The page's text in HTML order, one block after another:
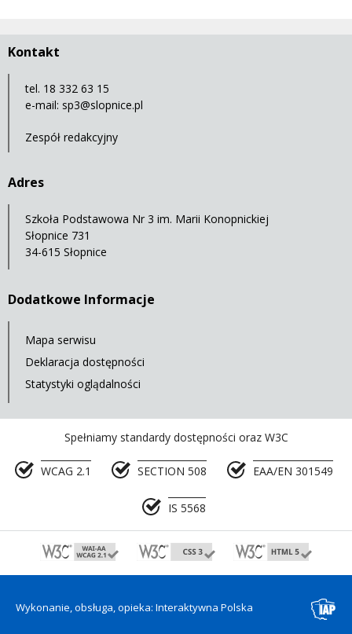
Kontakt
tel. 18 332 63 15
e-mail: sp3@slopnice.pl
Zespół redakcyjny
Adres
Szkoła Podstawowa Nr 3 im. Marii Konopnickiej
Słopnice 731
34-615 Słopnice
Dodatkowe Informacje
Mapa serwisu
Deklaracja dostępności
Statystyki oglądalności
Spełniamy standardy dostępności oraz W3C
WCAG 2.1 SECTION 508 EAA/EN 301549
IS 5568
Wykonanie, obsługa, opieka: Interaktywna Polska